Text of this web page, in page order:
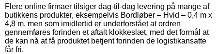
Flere online firmaer tilsiger dag-til-dag levering på mange af
butikkens produkter, eksempelvis Bordløber – Hvid – 0,4 m x
4,8 m, men som imidlertid er underforstået at ordren
gennemføres forinden et aftalt klokkeslæt, med det formål at
de kan nå at få produktet betjent forinden de logistikansatte
får fri.